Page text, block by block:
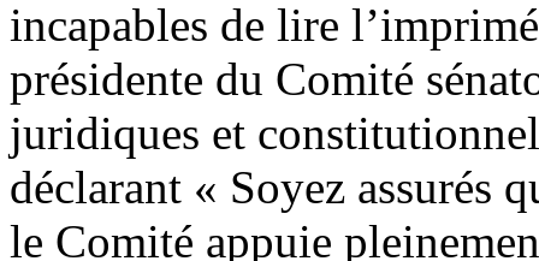
incapables de lire
présidente du Comité
juridiques et
déclarant « Soyez assurés
le Comité appuie